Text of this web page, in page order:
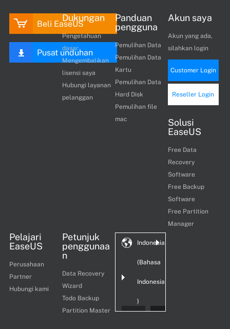
Beli EaseUS
Pusat unduhan
Dukungan
Pengetahuan
dasar
Mengembalikan
lisensi saya
Hubungi layanan
pelanggan
Panduan
pengguna
Pemulihan Data
Pemulihan Data
Kartu
Pemulihan Data
Hard Disk
Pemulihan file
mac
Akun saya
Akun yang ada,
silahkan login
Customer Login
Reseller Login
Solusi
EaseUS
Free Data
Recovery
Software
Free Backup
Software
Free Partition
Manager
Pelajari
EaseUS
Perusahaan
Partner
Hubungi kami
Petunjuk
penggunaa
n
Data Recovery
Wizard
Todo Backup
Partition Master
Indonesia
(Bahasa
Indonesia
)